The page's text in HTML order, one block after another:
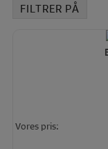
FILTRER PÅ
Vores pris: